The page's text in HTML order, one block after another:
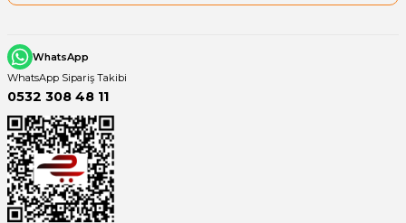
WhatsApp
WhatsApp Sipariş Takibi
0532 308 48 11